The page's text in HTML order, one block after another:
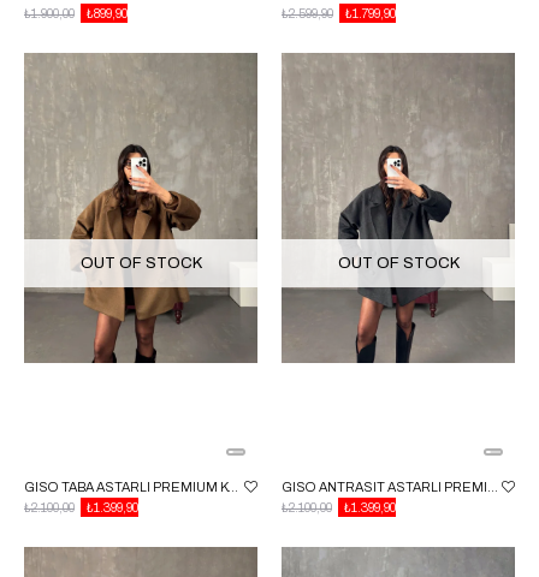
₺899,90
₺1.900,00
₺1.799,90
₺2.599,90
OUT OF STOCK
GISO TABA ASTARLI PREMIUM KAŞE KABAN
₺1.399,90
₺2.100,00
OUT OF STOCK
₺1.399,90
₺2.100,00